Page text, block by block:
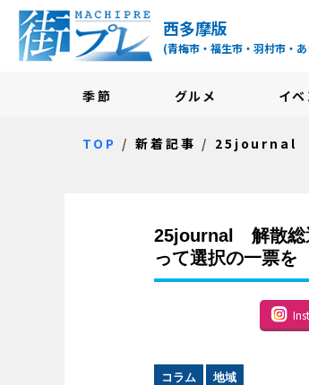
街プレ -東京
西多摩版
(青梅市・福生市・羽村市・
季節 グルメ イベ
TOP 新着記事 25journal 解
25journal 解散総
って選択の一票を
コラム 地域